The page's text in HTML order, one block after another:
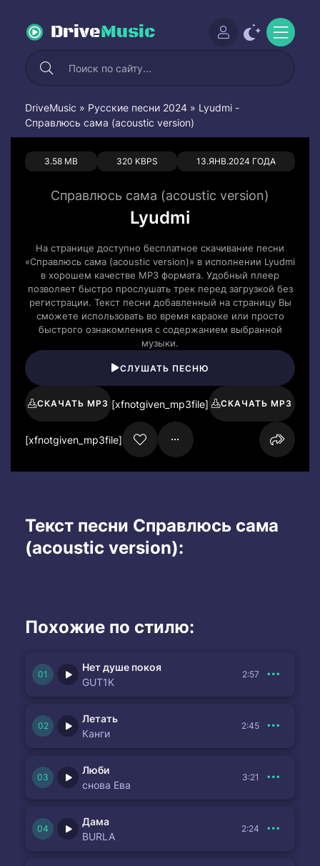
DriveMusic
DriveMusic » Русские песни 2024 » Lyudmi -
Справлюсь сама (acoustic version)
3.58 MB 320 KBPS 13.ЯНВ.2024 ГОДА
0 0
Справлюсь сама (acoustic version)
Lyudmi
На странице доступно бесплатное скачивание песни
«Справлюсь сама (acoustic version)» в исполнении Lyudmi
в хорошем качестве MP3 формата. Удобный плеер
позволяет быстро прослушать трек перед загрузкой без
регистрации. Текст песни добавленный на страницу Вы
сможете использовать во время караоке или просто
быстрого ознакомления с содержанием выбранной
музыки.
СЛУШАТЬ ПЕСНЮ
СКАЧАТЬ MP3 [xfnotgiven_mp3file] СКАЧАТЬ MP3
[xfnotgiven_mp3file]
Текст песни Справлюсь сама
(acoustic version):
Похожие по стилю:
Нет душе покоя
GUT1K
2:57
Летать
Канги
2:45
Люби
снова Ева
3:21
Дама
BURLA
2:24